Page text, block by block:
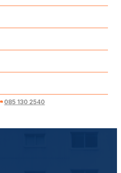
085 130 2540